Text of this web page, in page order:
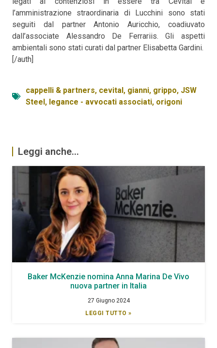
l’amministrazione straordinaria di Lucchini sono stati
seguiti dal partner Antonio Auricchio, coadiuvato
dall’associate Alessandro De Ferrariis. Gli aspetti
ambientali sono stati curati dal partner Elisabetta Gardini.
[/auth]
cappelli & partners, cevital, gianni, grippo, JSW
Steel, legance - avvocati associati, origoni
Leggi anche...
Baker McKenzie nomina Anna Marina De Vivo
nuova partner in Italia
27 Giugno 2024
LEGGI TUTTO »